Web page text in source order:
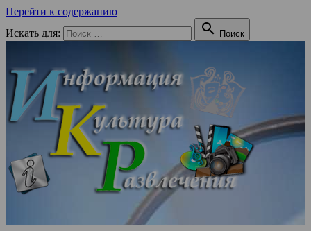
Перейти к содержанию
Искать для:
 Поиск